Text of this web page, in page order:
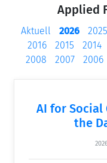
Applied
Aktuell 2026 2025
2016
2015 2014
2008
2007 2006
AI for Social
the